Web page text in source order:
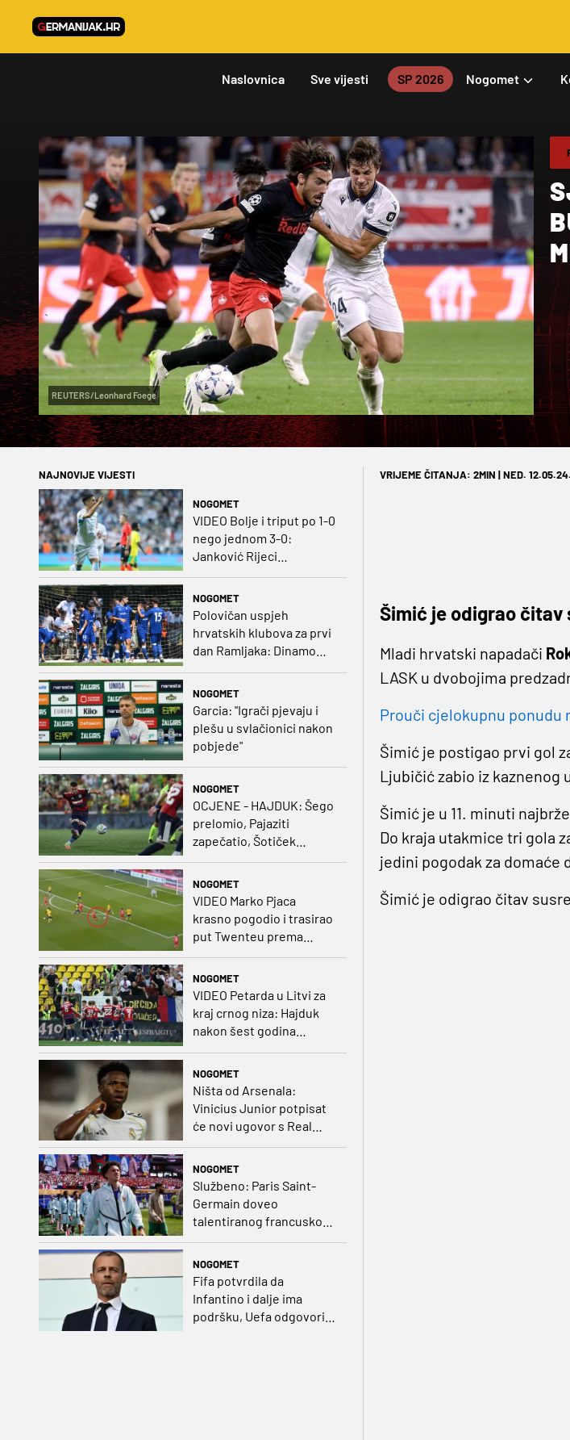
Naslovnica Sve vijesti SP 2026 Nogomet
REUTERS/Leonhard Foege
NAJNOVIJE VIJESTI
NOGOMET
VIDEO Bolje i triput po 1-0
nego jednom 3-0:
Janković Rijeci
protivnika
NOGOMET
Polovičan uspjeh
hrvatskih klubova za prvi
dan Ramljaka: Dinamo
NOGOMET
Garcia: "Igrači pjevaju i
plešu u svlačionici nakon
pobjede"
NOGOMET
OCJENE - HAJDUK: Šego
prelomio, Pajaziti
zapečatio, Šotiček
oduševio u predstavi
NOGOMET
VIDEO Marko Pjaca
krasno pogodio i trasirao
put Twenteu prema
NOGOMET
VIDEO Petarda u Litvi za
kraj crnog niza: Hajduk
nakon šest godina
NOGOMET
Ništa od Arsenala:
Vinicius Junior potpisat
će novi ugovor s Real
Madridom
NOGOMET
Službeno: Paris Saint-
Germain doveo
talentiranog francuskog
NOGOMET
Fifa potvrdila da
Infantino i dalje ima
podršku, Uefa odgovorila
VRIJEME ČITANJA: 2MIN | NED.
Šimić je odigrao čitav
Mladi hrvatski napadači
LASK u dvobojima
Prouči cjelokupnu ponudu
Šimić je postigao prvi gol
Ljubičić zabio iz kaznenog
Šimić je u 11. minuti
Do kraja utakmice tri gola
jedini pogodak za domaće
Šimić je odigrao čitav